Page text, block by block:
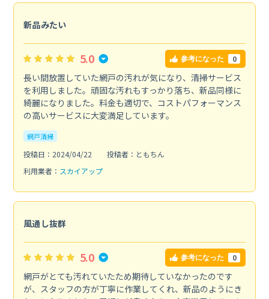
新品みたい
5.0 参考になった 0
長い間放置していた網戸の汚れが気になり、清掃サービス
を利用しました。頑固な汚れもすっかり落ち、新品同様に
綺麗になりました。料金も適切で、コストパフォーマンス
の高いサービスに大変満足しています。
網戸清掃
投稿日：2024/04/22
投稿者：ともちん
利用業者： スカイアップ
風通し抜群
5.0 参考になった 0
網戸がとても汚れていたため期待していなかったのです
が、スタッフの方が丁寧に作業してくれ、新品のようにき